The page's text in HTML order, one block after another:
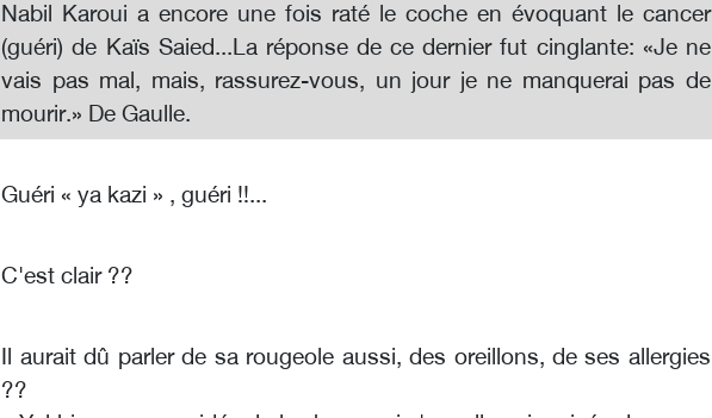
Nabil Karoui a encore une fois raté le coche en évoquant le cancer
(guéri) de Kaïs Saied...La réponse de ce dernier fut cinglante: «Je ne
vais pas mal, mais, rassurez-vous, un jour je ne manquerai pas de
mourir.» De Gaulle.
Guéri « ya kazi » , guéri !!...
C'est clair ??
Il aurait dû parler de sa rougeole aussi, des oreillons, de ses allergies
??